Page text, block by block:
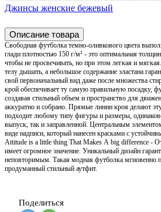
Джинсы женские бежевый
Описание товара
Свободная футболка темно-оливкового цвета
глади плотностью 150 г/м² - это оптимальная
чтобы не просвечивать, но при этом легкая и
телу дышать, а небольшое содержание эластана
свой первоначальный вид даже после множества
крой обеспечивает ту самую правильную посадку,
создавая стильный объем и пространство для
аккуратно и собрано. Прямые линии кроя делают
подходит любому типу фигуры и размеры,
выпуск, так и заправленной. Центральным
виде надписи, который нанесен красками с
Attitude is a little thing That Makes А big difference -
имеет огромное значение. Уникальный дизайн
неповторимым. Такая модная футболка мгновенно
продуманный стильный аутфит.
Поделиться